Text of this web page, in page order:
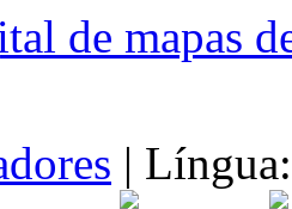
de mapas
|